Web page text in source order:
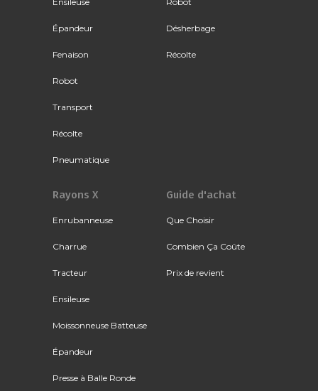
Épandeur
Fenaison
Robot
Transport
Récolte
Pneumatique
Désherbage
Récolte
Rayons X
Enrubanneuse
Charrue
Tracteur
Ensileuse
Moissonneuse Batteuse
Épandeur
Presse à Balle Ronde
Guide d'achat
Que Choisir
Combien Ça Coûte
Prix de revient